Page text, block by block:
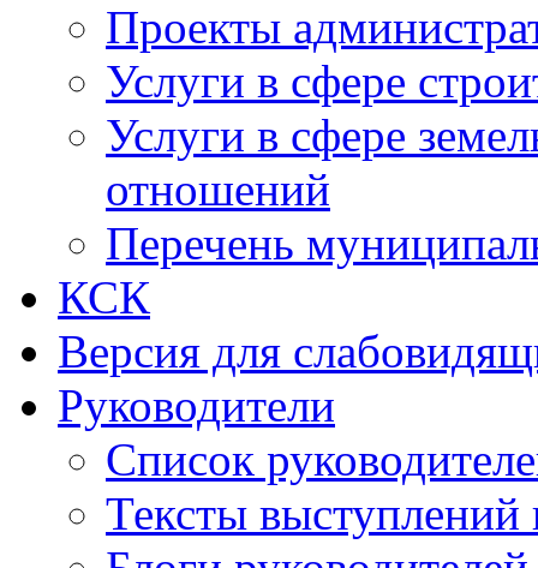
Проекты
Услуги в сфере
Услуги в сфере
отношений
Перечень
КСК
Версия для
Руководители
Список
Тексты выступлений